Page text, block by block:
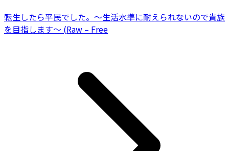
転生したら平民でした。～生活水準に耐えられないので貴族
を目指します～ (Raw – Free